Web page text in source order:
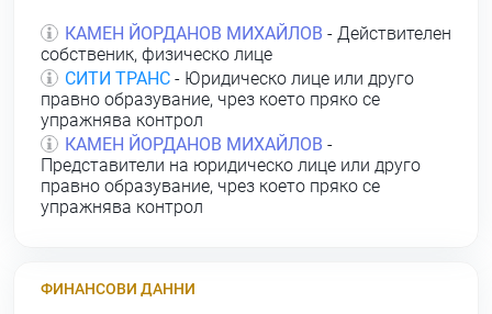
КАМЕН ЙОРДАНОВ МИХАЙЛОВ - Действителен
собственик, физическо лице
СИТИ ТРАНС - Юридическо лице или друго
правно образувание, чрез което пряко се
упражнява контрол
КАМЕН ЙОРДАНОВ МИХАЙЛОВ -
Представители на юридическо лице или друго
правно образувание, чрез което пряко се
упражнява контрол
ФИНАНСОВИ ДАННИ